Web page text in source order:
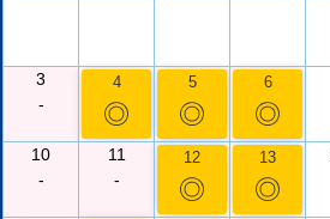
3
-
4
◎
5
◎
6
◎
10
-
11
-
12
◎
13
◎